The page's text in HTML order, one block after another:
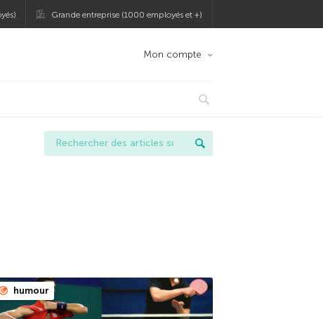
Grande entreprise (1000 employés et +)
Mon compte
humour